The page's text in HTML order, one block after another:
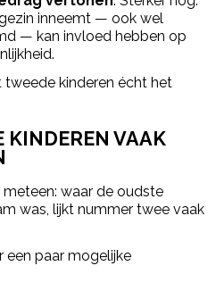
inneemt — ook wel
— kan invloed hebben op
kinderen écht het
KINDEREN VAAK
waar de oudste
was, lijkt nummer twee vaak
een paar mogelijke